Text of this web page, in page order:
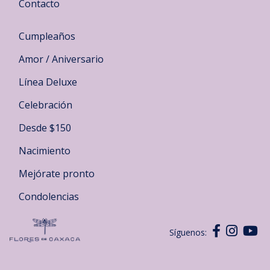
Contacto
Cumpleaños
Amor / Aniversario
Línea Deluxe
Celebración
Desde $150
Nacimiento
Mejórate pronto
Condolencias
Síguenos: